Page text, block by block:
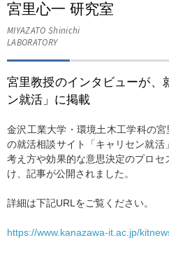
宮里心一 研究室
MIYAZATO Shinichi
LABORATORY
宮里教授のインタビューが、
ン就活」に掲載
金沢工業大学・環境土木工学科の
の就活相談サイト「キャリセン就活
考え方や効果的な意思決定のプロセ
け、記事が公開されました。
詳細は下記URLをご覧ください。
https://www.kanazawa-it.ac.jp/